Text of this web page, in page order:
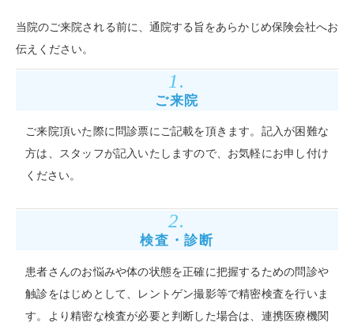
当院のご来院される前に、通院する旨をあらかじめ保険会社へお
伝えください。
1.
ご来院
ご来院頂いた際に問診票にご記載を頂きます。記入が困難な
方は、スタッフが記入いたしますので、お気軽にお申し付け
ください。
2.
検査・診断
患者さんのお悩みや体の状態を正確に把握するための問診や
触診をはじめとして、レントゲン撮影等で精密検査を行いま
す。より精密な検査が必要と判断した場合は、連携医療機関